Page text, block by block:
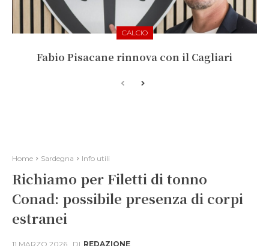
CALCIO
Fabio Pisacane rinnova con il Cagliari